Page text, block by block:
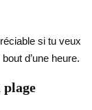
si tu veux
d’une heure.
plage